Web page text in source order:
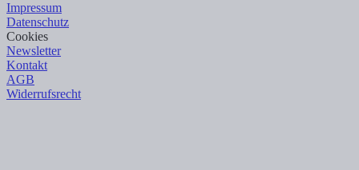
Impressum
Datenschutz
Cookies
Newsletter
Kontakt
AGB
Widerrufsrecht